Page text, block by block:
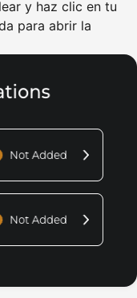
y haz clic en tu
para abrir la